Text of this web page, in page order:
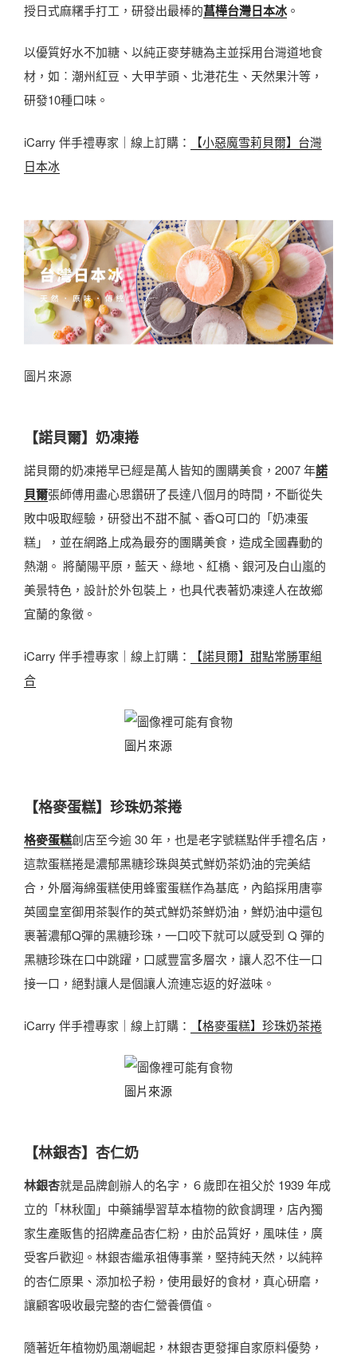
授日式麻糬手打工，研發出最棒的菖樺台灣日本冰。
以優質好水不加糖、以純正麥芽糖為主並採用台灣道地食
材，如︰潮州紅豆、大甲芋頭、北港花生、天然果汁等，
研發10種口味。
iCarry 伴手禮專家｜線上訂購：
【小惡魔雪莉貝爾】台灣
日本冰
圖片來源
【諾貝爾】奶凍捲
諾貝爾的奶凍捲早已經是萬人皆知的團購美食，2007 年諾
貝爾張師傅用盡心思鑽研了長達八個月的時間，不斷從失
敗中吸取經驗，研發出不甜不膩、香Q可口的「奶凍蛋
糕」，並在網路上成為最夯的團購美食，造成全國轟動的
熱潮。 將蘭陽平原，藍天、綠地、紅橋、銀河及白山嵐的
美景特色，設計於外包裝上，也具代表著奶凍達人在故鄉
宜蘭的象徵。
iCarry 伴手禮專家｜線上訂購：
【諾貝爾】甜點常勝軍組
合
圖片來源
【格麥蛋糕】珍珠奶茶捲
格麥蛋糕創店至今逾 30 年，也是老字號糕點伴手禮名店，
這款蛋糕捲是濃郁黑糖珍珠與英式鮮奶茶奶油的完美結
合，外層海綿蛋糕使用蜂蜜蛋糕作為基底，內餡採用唐寧
英國皇室御用茶製作的英式鮮奶茶鮮奶油，鮮奶油中還包
裹著濃郁Q彈的黑糖珍珠，一口咬下就可以感受到 Q 彈的
黑糖珍珠在口中跳躍，口感豐富多層次，讓人忍不住一口
接一口，絕對讓人是個讓人流連忘返的好滋味。
iCarry 伴手禮專家｜線上訂購： 【格麥蛋糕】珍珠奶茶捲
圖片來源
【林銀杏】杏仁奶
林銀杏就是品牌創辦人的名字，６歲即在祖父於 1939 年成
立的「林秋圍」中藥鋪學習草本植物的飲食調理，店內獨
家生產販售的招牌產品杏仁粉，由於品質好，風味佳，廣
受客戶歡迎。林銀杏繼承祖傳事業，堅持純天然，以純粹
的杏仁原果、添加松子粉，使用最好的食材，真心研磨，
讓顧客吸收最完整的杏仁營養價值。
隨著近年植物奶風潮崛起，林銀杏更發揮自家原料優勢，